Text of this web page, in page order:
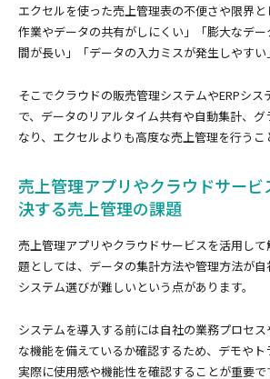
エクセルを使った売上管理表の不便さや限界
作業やデータの共有がしにくい」「膨大なデ
間が長い」「データの入力ミスが発生しやすい
そこでクラウドの販売管理システムやERPシス
で、データのリアルタイム共有や自動集計、
なり、エクセルよりも高度な売上管理を行うこ
売上管理アプリやクラウドサービ
決する売上管理の課題
売上管理アプリやクラウドサービスを活用し
題としては、データの集計方法や管理方法が自
システム選びが難しいという点があります。
システムを導入する前には自社の業務プロセ
な機能を備えているか確認するため、デモや
実際に使用感や機能性を確認することが重要